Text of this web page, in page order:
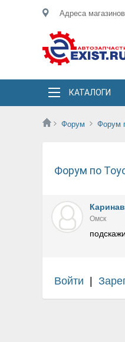
Адреса магазинов
КАТАЛОГИ
Форум Форум
Форум по
Омск
Войти